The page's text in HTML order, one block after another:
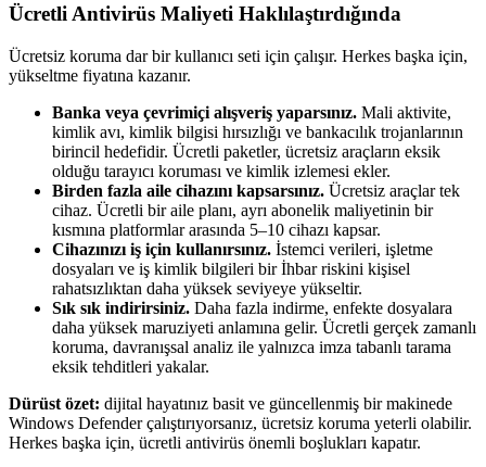
Ücretli Antivirüs Maliyeti Haklılaştırdığında
Ücretsiz koruma dar bir kullanıcı seti için çalışır. Herkes başka için,
yükseltme fiyatına kazanır.
Banka veya çevrimiçi alışveriş yaparsınız. Mali aktivite,
kimlik avı, kimlik bilgisi hırsızlığı ve bankacılık trojanlarının
birincil hedefidir. Ücretli paketler, ücretsiz araçların eksik
olduğu tarayıcı koruması ve kimlik izlemesi ekler.
Birden fazla aile cihazını kapsarsınız. Ücretsiz araçlar tek
cihaz. Ücretli bir aile planı, ayrı abonelik maliyetinin bir
kısmına platformlar arasında 5–10 cihazı kapsar.
Cihazınızı iş için kullanırsınız. İstemci verileri, işletme
dosyaları ve iş kimlik bilgileri bir İhbar riskini kişisel
rahatsızlıktan daha yüksek seviyeye yükseltir.
Sık sık indirirsiniz. Daha fazla indirme, enfekte dosyalara
daha yüksek maruziyeti anlamına gelir. Ücretli gerçek zamanlı
koruma, davranışsal analiz ile yalnızca imza tabanlı tarama
eksik tehditleri yakalar.
Dürüst özet: dijital hayatınız basit ve güncellenmiş bir makinede
Windows Defender çalıştırıyorsanız, ücretsiz koruma yeterli olabilir.
Herkes başka için, ücretli antivirüs önemli boşlukları kapatır.